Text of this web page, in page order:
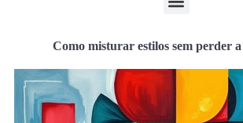
Como misturar estilos sem perder